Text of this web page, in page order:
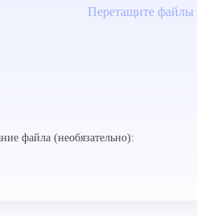
Перетащите файлы
файла (необязательно):